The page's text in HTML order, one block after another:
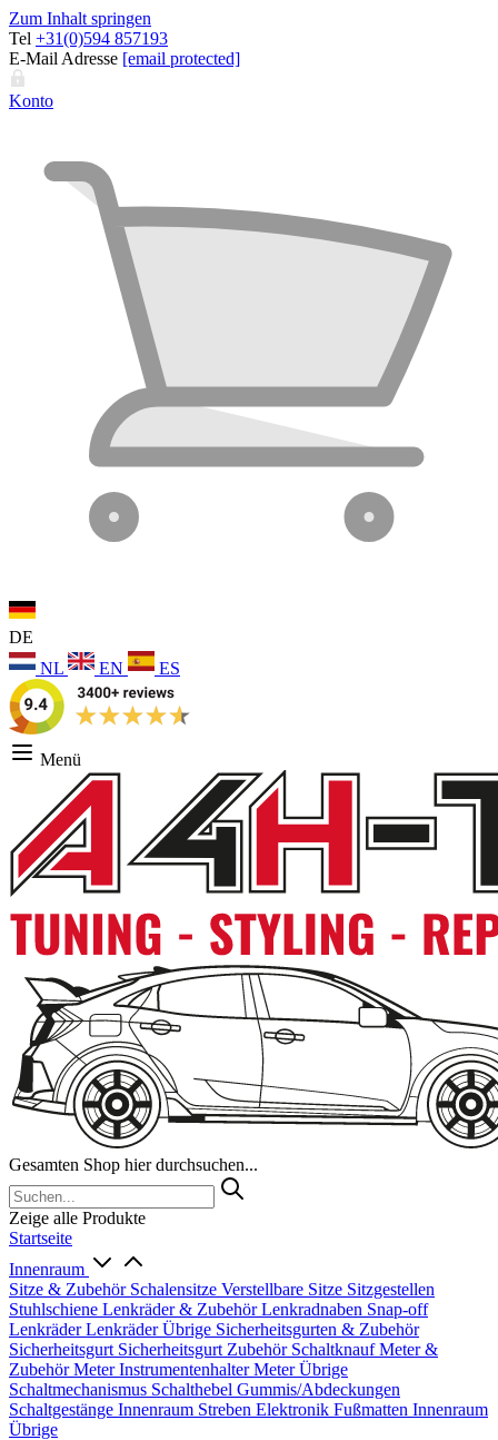
Zum Inhalt springen
Tel +31(0)594 857193
E-Mail Adresse [email protected]
Konto
DE
NL
EN ES
Menü
Gesamten Shop hier durchsuchen...
Zeige alle Produkte
Startseite
Innenraum
Sitze & Zubehör Schalensitze Verstellbare Sitze Sitzgestellen
Stuhlschiene Lenkräder & ZubehörLenkradnaben Snap-off
LenkräderLenkräder Übrige Sicherheitsgurten & Zubehör
Sicherheitsgurt Sicherheitsgurt Zubehör SchaltknaufMeter &
ZubehörMeterInstrumentenhalterMeter Übrige
Schaltmechanismus Schalthebel Gummis/Abdeckungen
Schaltgestänge Innenraum Streben Elektronik Fußmatten Innenraum
Übrige